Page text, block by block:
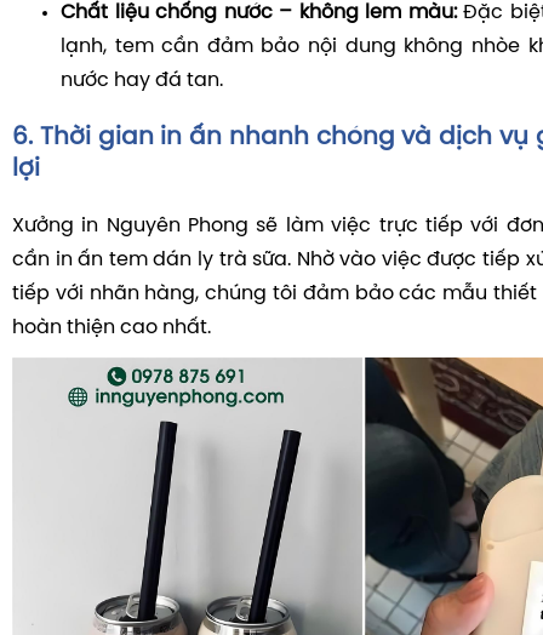
Chất liệu chống nước – không lem màu:Đặc
lạnh, tem cần đảm bảo nội dung không nhòe
nước hay đá tan.
6. Thời gian in ấn nhanh chóng và dịch vụ
lợi
Xưởng in Nguyên Phong sẽ làm việc trực tiếp với
cần in ấn tem dán ly trà sữa. Nhờ vào việc được tiếp
tiếp với nhãn hàng, chúng tôi đảm bảo các mẫu thiết
hoàn thiện cao nhất.